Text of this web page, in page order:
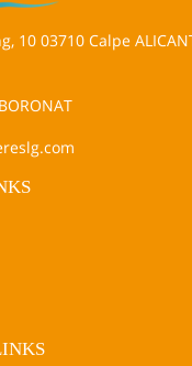
10 03710 Calpe